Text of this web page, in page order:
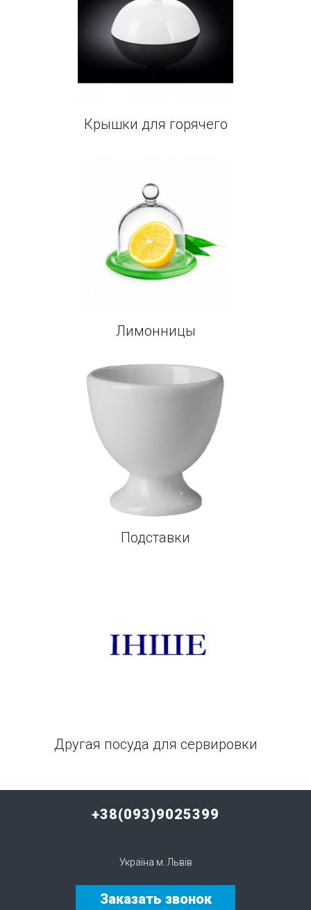
Крышки для горячего
Лимонницы
Подставки
Другая посуда для сервировки
+38(093)9025399
Україна м. Львів
Заказать звонок